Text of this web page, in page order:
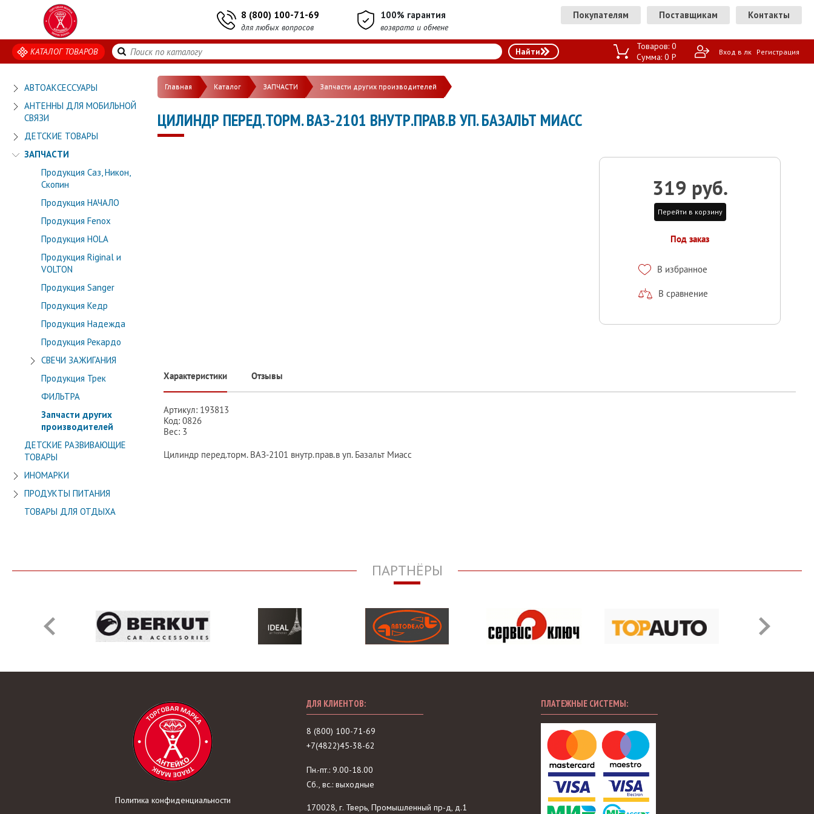
8 (800) 100-71-69
для любых вопросов
100% гарантия
возврата и обмене
Покупателям Поставщикам Контакты
КАТАЛОГ ТОВАРОВ Товаров: 0
Сумма: 0 P Вход в лк Регистрация
АВТОАКСЕССУАРЫ
АНТЕННЫ ДЛЯ МОБИЛЬНОЙ
СВЯЗИ
ДЕТСКИЕ ТОВАРЫ
ЗАПЧАСТИ
Продукция Саз, Никон,
Скопин
Продукция НАЧАЛО
Продукция Fenox
Продукция HOLA
Продукция Riginal и
VOLTON
Продукция Sanger
Продукция Кедр
Продукция Надежда
Продукция Рекардо
СВЕЧИ ЗАЖИГАНИЯ
Продукция Трек
ФИЛЬТРА
Запчасти других
производителей
ДЕТСКИЕ РАЗВИВАЮЩИЕ
ТОВАРЫ
ИНОМАРКИ
ПРОДУКТЫ ПИТАНИЯ
ТОВАРЫ ДЛЯ ОТДЫХА
Главная Каталог ЗАПЧАСТИ Запчасти других производителей
ЦИЛИНДР ПЕРЕД.ТОРМ. ВАЗ-2101 ВНУТР.ПРАВ.В УП. БАЗАЛЬТ МИАСС
319 руб.
Перейти в корзину
Под заказ
В избранное
В сравнение
Характеристики Отзывы
Артикул: 193813
Код: 0826
Вес: 3
Цилиндр перед.торм. ВАЗ-2101 внутр.прав.в уп. Базальт Миасс
ПАРТНЁРЫ
Политика конфиденциальности
ДЛЯ КЛИЕНТОВ:
8 (800) 100-71-69
+7(4822)45-38-62
Пн.-пт.: 9.00-18.00
Сб., вс.: выходные
170028, г. Тверь, Промышленный пр-д, д.1
ПЛАТЕЖНЫЕ СИСТЕМЫ: